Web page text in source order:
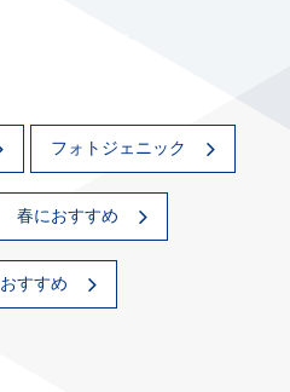
フォトジェニック
春におすすめ
すすめ